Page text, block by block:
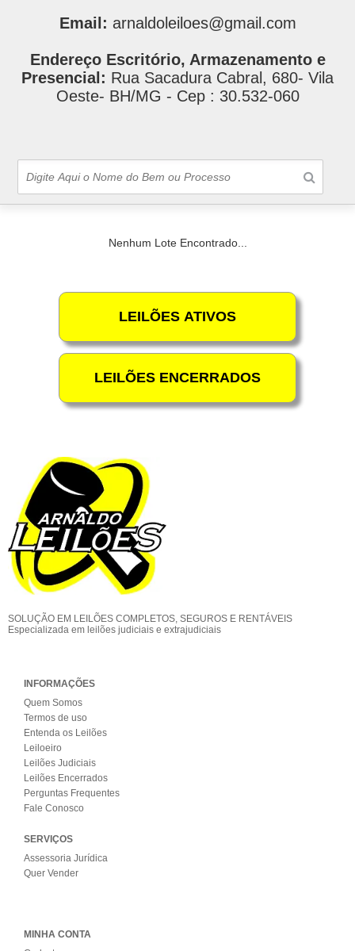
Email: arnaldoleiloes@gmail.com
Endereço Escritório, Armazenamento e
Presencial: Rua Sacadura Cabral, 680- Vila
Oeste- BH/MG - Cep : 30.532-060
Nenhum Lote Encontrado...
SOLUÇÃO EM LEILÕES COMPLETOS, SEGUROS E RENTÁVEIS
Especializada em leilões judiciais e extrajudiciais
INFORMAÇÕES
Quem Somos
Termos de uso
Entenda os Leilões
Leiloeiro
Leilões Judiciais
Leilões Encerrados
Perguntas Frequentes
Fale Conosco
SERVIÇOS
Assessoria Jurídica
Quer Vender
MINHA CONTA